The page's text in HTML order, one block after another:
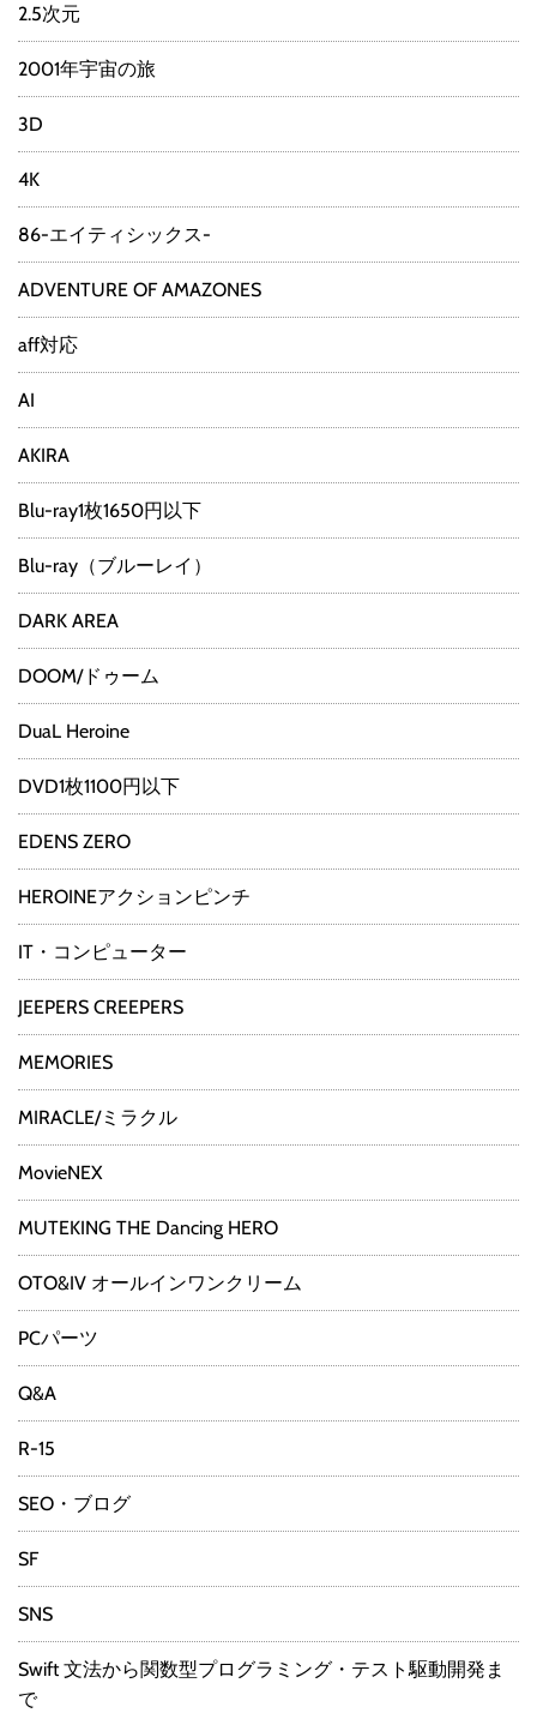
2.5次元
2001年宇宙の旅
3D
4K
86-エイティシックス-
ADVENTURE OF AMAZONES
aff対応
AI
AKIRA
Blu-ray1枚1650円以下
Blu-ray（ブルーレイ）
DARK AREA
DOOM/ドゥーム
DuaL Heroine
DVD1枚1100円以下
EDENS ZERO
HEROINEアクションピンチ
IT・コンピューター
JEEPERS CREEPERS
MEMORIES
MIRACLE/ミラクル
MovieNEX
MUTEKING THE Dancing HERO
OTO&IV オールインワンクリーム
PCパーツ
Q&A
R-15
SEO・ブログ
SF
SNS
Swift 文法から関数型プログラミング・テスト駆動開発ま
で